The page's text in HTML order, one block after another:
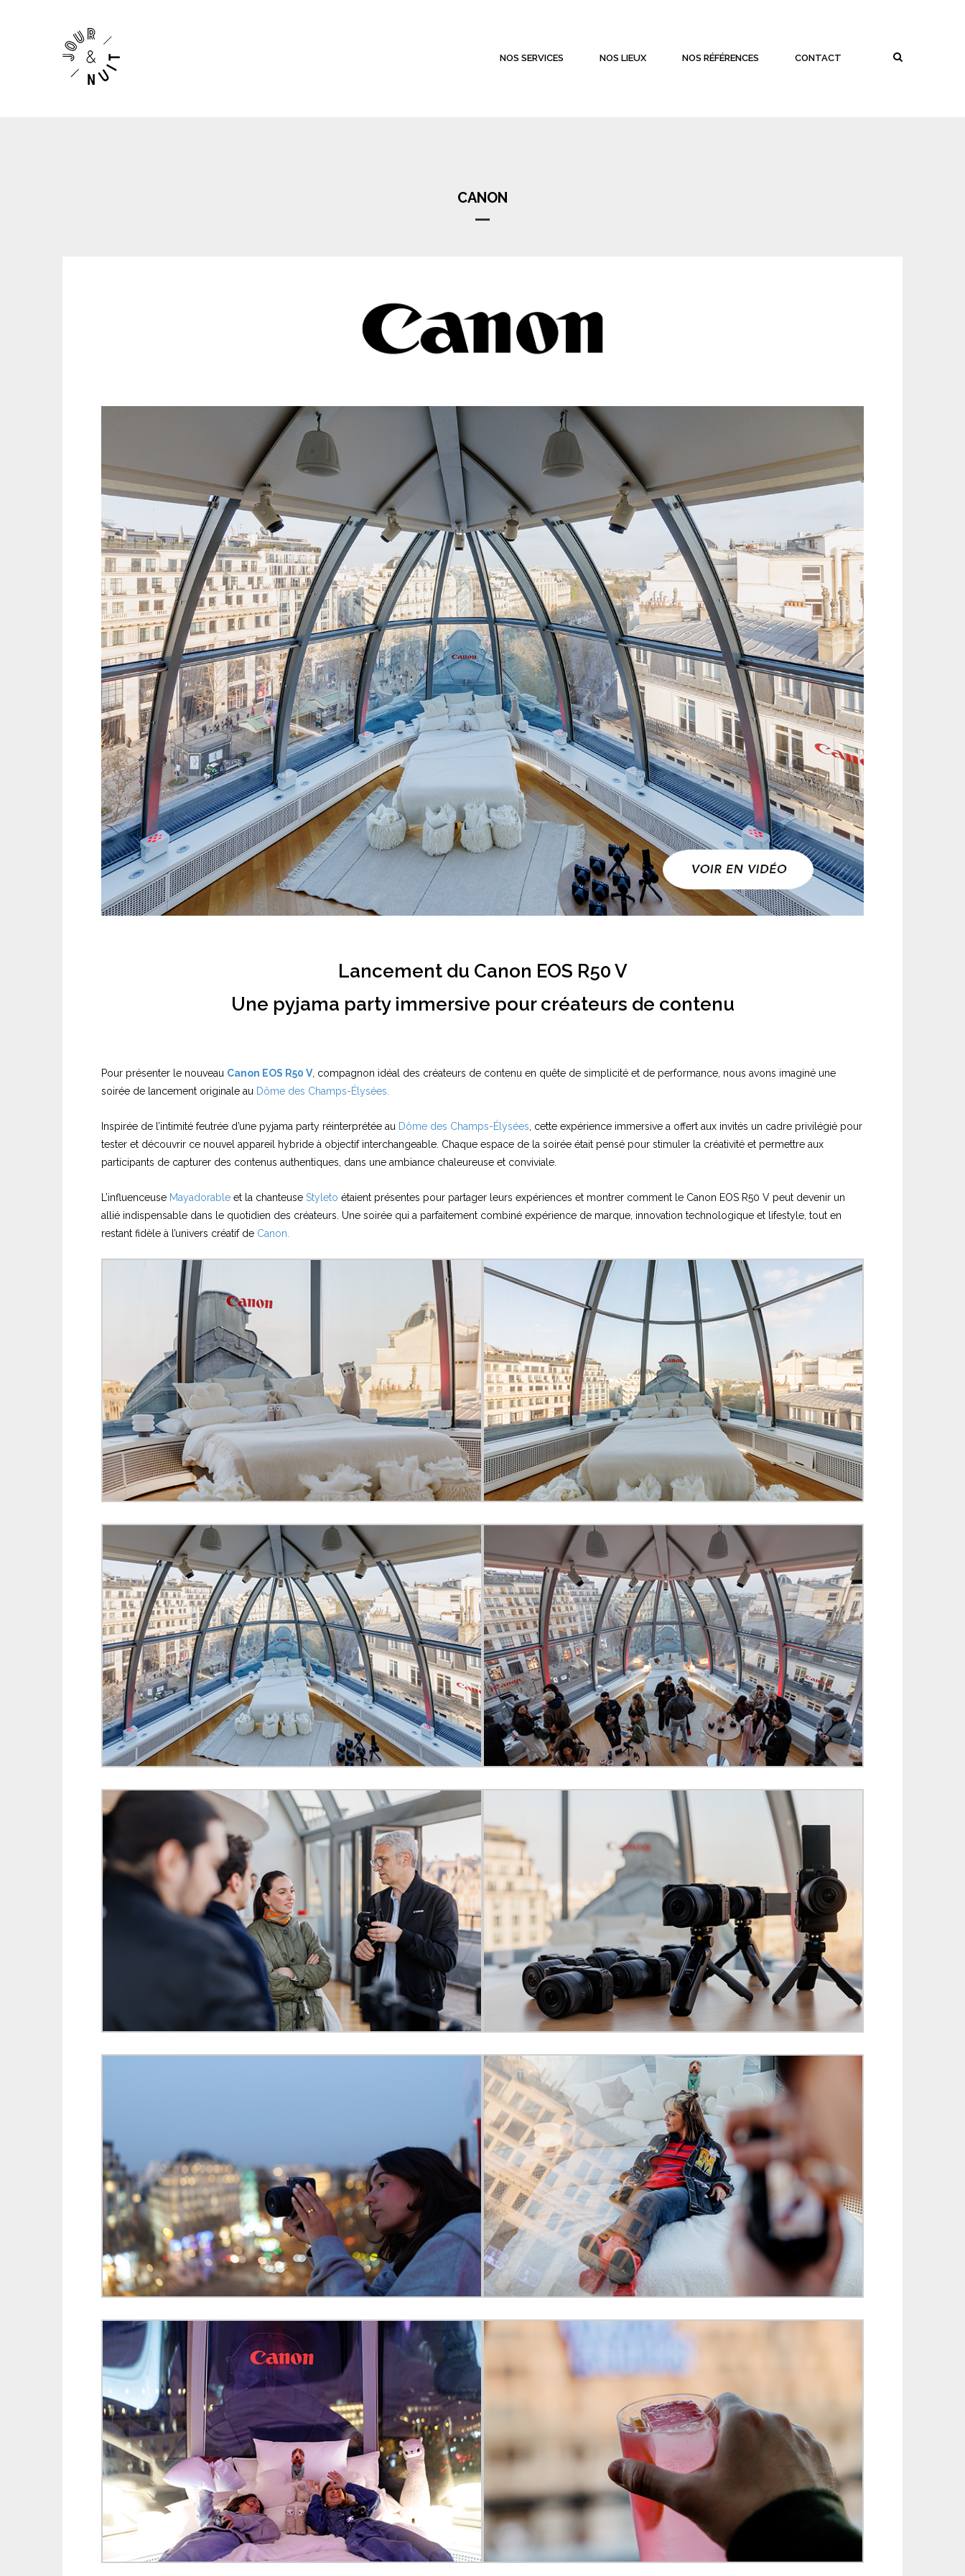
NOS SERVICES NOS LIEUX NOS RÉFÉRENCES CONTACT
CANON
Lancement du Canon EOS R50 V
Une pyjama party immersive pour créateurs de contenu
Pour présenter le nouveau Canon EOS R50 V, compagnon idéal des créateurs de contenu en quête de simplicité et de performance, nous avons imaginé une
soirée de lancement originale au Dôme des Champs-Élysées.
Inspirée de l’intimité feutrée d’une pyjama party réinterprétée au Dôme des Champs-Élysées, cette expérience immersive a offert aux invités un cadre privilégié pour
tester et découvrir ce nouvel appareil hybride à objectif interchangeable. Chaque espace de la soirée était pensé pour stimuler la créativité et permettre aux
participants de capturer des contenus authentiques, dans une ambiance chaleureuse et conviviale.
L’influenceuse Mayadorable et la chanteuse Styleto étaient présentes pour partager leurs expériences et montrer comment le Canon EOS R50 V peut devenir un
allié indispensable dans le quotidien des créateurs. Une soirée qui a parfaitement combiné expérience de marque, innovation technologique et lifestyle, tout en
restant fidèle à l’univers créatif de Canon.